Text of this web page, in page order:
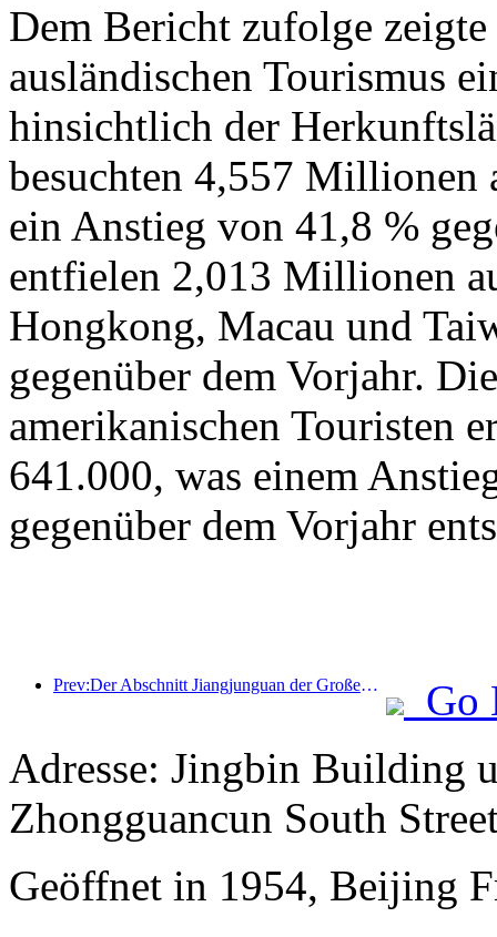
Dem Bericht zufolge
ausländischen Tourismus
hinsichtlich der
besuchten 4,557 Millionen
ein Anstieg von 41,8 %
entfielen 2,013 Millionen
Hongkong, Macau und
gegenüber dem Vorjahr.
amerikanischen Touristen
641.000, was einem
gegenüber dem Vorjahr
Prev:Der Abschnitt Jiangjunguan der Großen Mauer im Bezirk Pinggu in Peking soll voraussichtlich bereits Ende 2026 für die Öffentlichkeit zugänglich gemacht werden.
Go
Adresse: Jingbin Building
Zhongguancun South
Geöffnet in 1954, Beijing